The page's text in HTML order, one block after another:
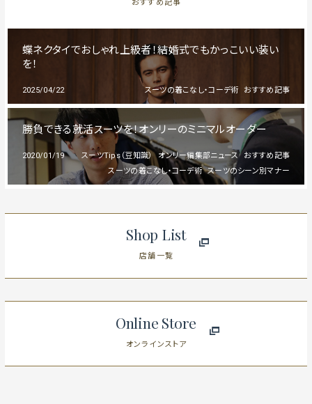
おすすめ記事
蝶ネクタイでおしゃれ上級者！結婚式でもかっこいい装い
を！
2025/04/22 おすすめ記事
スーツの着こなし・コーデ術
勝負できる就活スーツを！オンリーのミニマルオーダー
2020/01/19 おすすめ記事
オンリー編集部ニュース
スーツTips（豆知識）
スーツのシーン別マナー
スーツの着こなし・コーデ術
Shop List
店舗一覧
Online Store
オンラインストア